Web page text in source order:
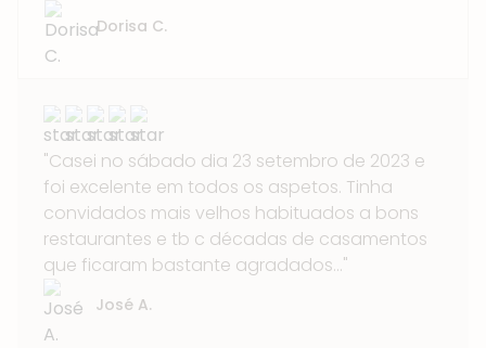
Dorisa C.
"Casei no sábado dia 23 setembro de 2023 e
foi excelente em todos os aspetos. Tinha
convidados mais velhos habituados a bons
restaurantes e tb c décadas de casamentos
que ficaram bastante agradados..."
José A.